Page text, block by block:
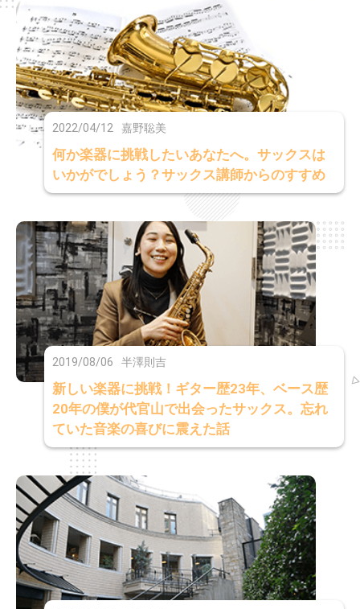
2022/04/12 嘉野聡美
何か楽器に挑戦したいあなたへ。サックスは
いかがでしょう？サックス講師からのすすめ
2019/08/06 半澤則吉
新しい楽器に挑戦！ギター歴23年、ベース歴
20年の僕が代官山で出会ったサックス。忘れ
ていた音楽の喜びに震えた話